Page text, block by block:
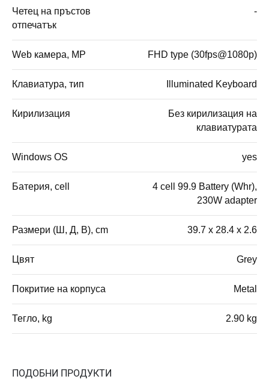
Четец на пръстов
отпечатък
-
Web камера, MP FHD type (30fps@1080p)
Клавиатура, тип Illuminated Keyboard
Кирилизация
Без кирилизация на
клавиатурата
Windows OS yes
Батерия, cell
4 cell 99.9 Battery (Whr),
230W adapter
Размери (Ш, Д, В), cm 39.7 x 28.4 x 2.6
Цвят Grey
Покритие на корпуса Metal
Тегло, kg 2.90 kg
ПОДОБНИ ПРОДУКТИ